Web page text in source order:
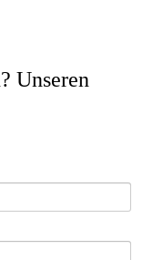
Unseren